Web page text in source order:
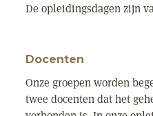
De opleidingsdagen zijn
Docenten
Onze groepen worden
twee docenten dat het